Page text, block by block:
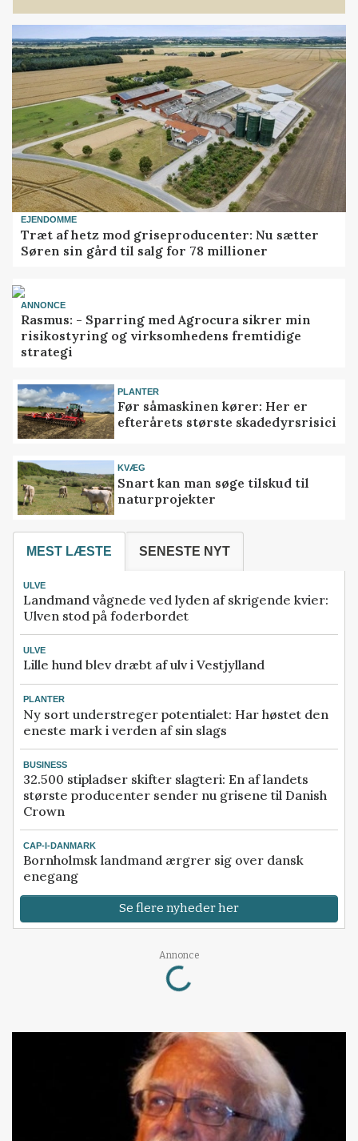
EJENDOMME
Træt af hetz mod griseproducenter: Nu sætter
Søren sin gård til salg for 78 millioner
ANNONCE
Rasmus: - Sparring med Agrocura sikrer min
risikostyring og virksomhedens fremtidige
strategi
PLANTER
Før såmaskinen kører: Her er
efterårets største skadedyrsrisici
KVÆG
Snart kan man søge tilskud til
naturprojekter
MEST LÆSTE SENESTE NYT
ULVE
Landmand vågnede ved lyden af skrigende kvier:
Ulven stod på foderbordet
ULVE
Lille hund blev dræbt af ulv i Vestjylland
PLANTER
Ny sort understreger potentialet: Har høstet den
eneste mark i verden af sin slags
BUSINESS
32.500 stipladser skifter slagteri: En af landets
største producenter sender nu grisene til Danish
Crown
CAP-I-DANMARK
Bornholmsk landmand ærgrer sig over dansk
enegang
Se flere nyheder her
Annonce
Loading...